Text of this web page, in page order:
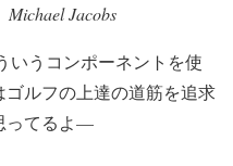
Jacobs
いうコンポーネントを使
ルフの上達の道筋を追求
ってるよ—